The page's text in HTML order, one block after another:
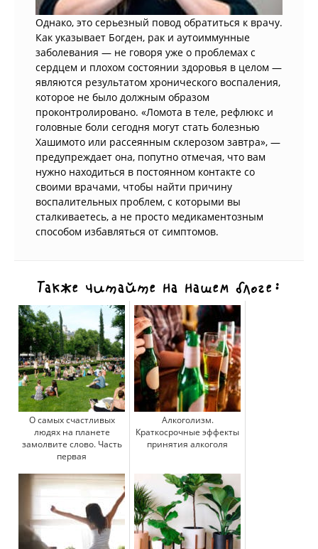
Однако, это серьезный повод обратиться к врачу.
Как указывает Богден, рак и аутоиммунные
заболевания — не говоря уже о проблемах с
сердцем и плохом состоянии здоровья в целом —
являются результатом хронического воспаления,
которое не было должным образом
проконтролировано. «Ломота в теле, рефлюкс и
головные боли сегодня могут стать болезнью
Хашимото или рассеянным склерозом завтра», —
предупреждает она, попутно отмечая, что вам
нужно находиться в постоянном контакте со
своими врачами, чтобы найти причину
воспалительных проблем, с которыми вы
сталкиваетесь, а не просто медикаментозным
способом избавляться от симптомов.
Также читайте на нашем блоге:
О самых счастливых
людях на планете
замолвите слово. Часть
первая
Алкоголизм.
Краткосрочные эффекты
принятия алкоголя